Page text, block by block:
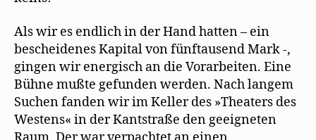
Als wir es endlich in der Hand hatten – ein
bescheidenes Kapital von fünftausend Mark -,
gingen wir energisch an die Vorarbeiten. Eine
Bühne mußte gefunden werden. Nach langem
Suchen fanden wir im Keller des »Theaters des
Westens« in der Kantstraße den geeigneten